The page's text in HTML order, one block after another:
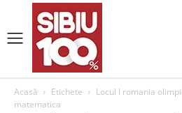
Acasă Etichete
Locul I romania
matematica